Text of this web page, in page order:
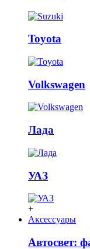
Toyota
Volkswagen
Лада
УАЗ
+
Аксессуары
Автосвет: